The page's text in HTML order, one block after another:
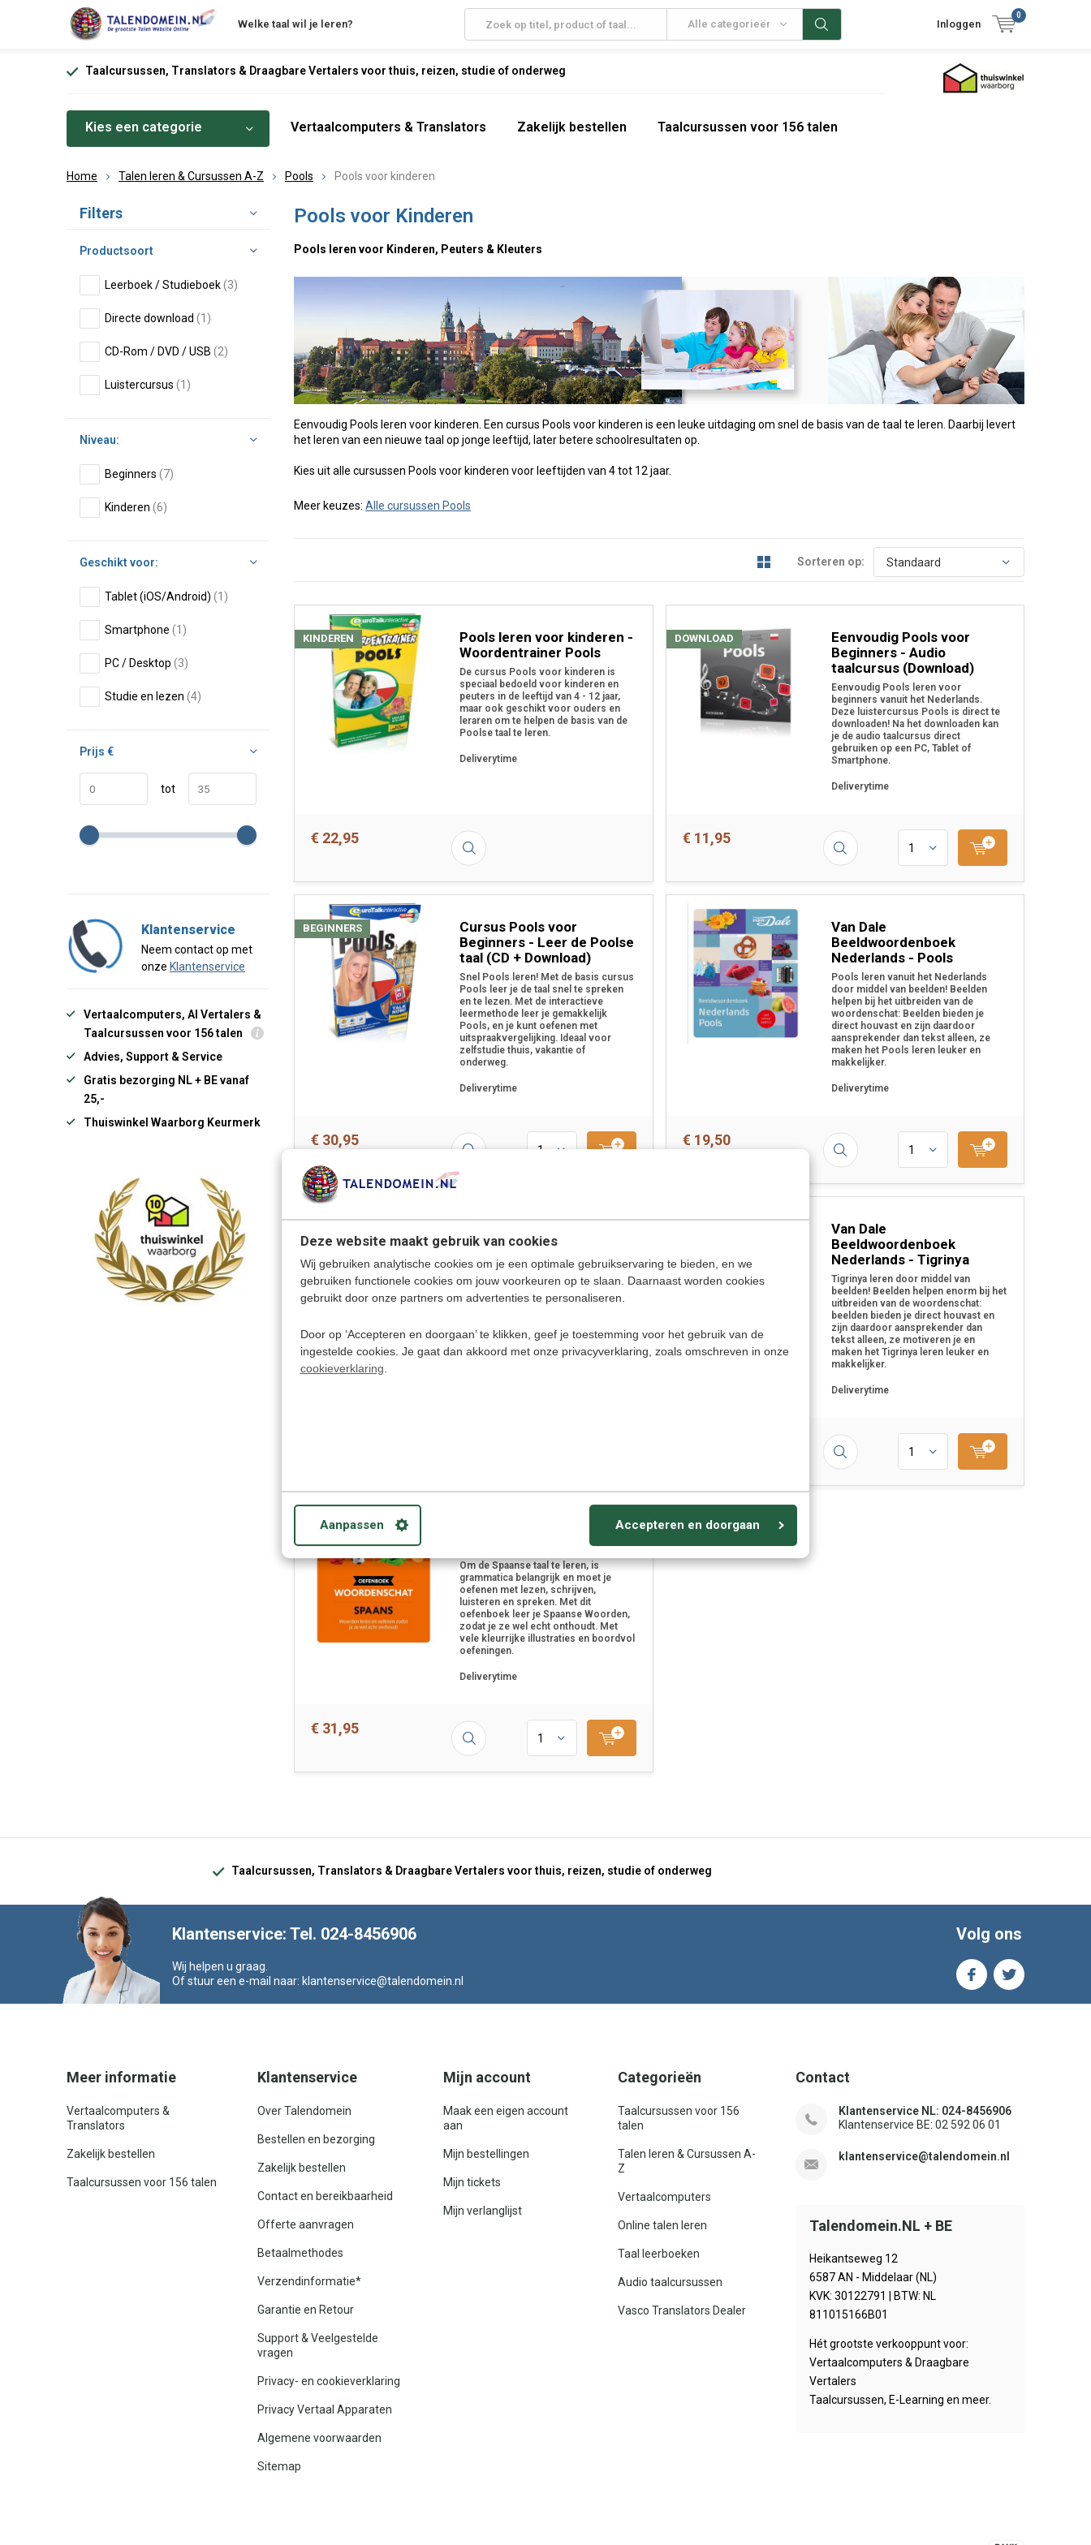
Deze website maakt gebruik van cookies
Wij gebruiken analytische cookies om je een optimale gebruikservaring te bieden, en we
gebruiken functionele cookies om jouw voorkeuren op te slaan. Daarnaast worden cookies
gebruikt door onze partners om advertenties te personaliseren.
Door op ‘Accepteren en doorgaan’ te klikken, geef je toestemming voor het gebruik van de
ingestelde cookies. Je gaat dan akkoord met onze privacyverklaring, zoals omschreven in onze
cookieverklaring
Aanpassen Accepteren en doorgaan
Welke taal wil je leren? Alle categorieën Inloggen
0
Taalcursussen, Translators & Draagbare Vertalers voor thuis, reizen, studie of onderweg
Kies een categorie Vertaalcomputers & Translators Zakelijk bestellen Taalcursussen voor 156 talen
Home Talen leren & Cursussen A-Z Pools Pools voor kinderen
Pools voor Kinderen
Pools leren voor Kinderen, Peuters & Kleuters
Eenvoudig Pools leren voor kinderen. Een cursus Pools voor kinderen is een leuke uitdaging om snel de basis van de taal te leren. Daarbij levert
het leren van een nieuwe taal op jonge leeftijd, later betere schoolresultaten op.
Kies uit alle cursussen Pools voor kinderen voor leeftijden van 4 tot 12 jaar.
Meer keuzes: Alle cursussen Pools
Sorteren op:
Pools leren voor kinderen -
Woordentrainer Pools
De cursus Pools voor kinderen is
speciaal bedoeld voor kinderen en
peuters in de leeftijd van 4 - 12 jaar,
maar ook geschikt voor ouders en
leraren om te helpen de basis van de
Poolse taal te leren.
Deliverytime
KINDEREN
€ 22,95
Eenvoudig Pools voor
Beginners - Audio
taalcursus (Download)
Eenvoudig Pools leren voor
beginners vanuit het Nederlands.
Deze luistercursus Pools is direct te
downloaden! Na het downloaden kan
je de audio taalcursus direct
gebruiken op een PC, Tablet of
Smartphone.
Deliverytime
DOWNLOAD
€ 11,95
Cursus Pools voor
Beginners - Leer de Poolse
taal (CD + Download)
Snel Pools leren! Met de basis cursus
Pools leer je de taal snel te spreken
en te lezen. Met de interactieve
leermethode leer je gemakkelijk
Pools, en je kunt oefenen met
uitspraakvergelijking. Ideaal voor
zelfstudie thuis, vakantie of
onderweg.
Deliverytime
BEGINNERS
€ 30,95
Van Dale
Beeldwoordenboek
Nederlands - Pools
Pools leren vanuit het Nederlands
door middel van beelden! Beelden
helpen bij het uitbreiden van de
woordenschat: Beelden bieden je
direct houvast en zijn daardoor
aansprekender dan tekst alleen, ze
maken het Pools leren leuker en
makkelijker.
Deliverytime
€ 19,50
Beeldwoordenboek
Nederlands - Oekraiens
Oekraïens leren vanuit het Nederlands
door middel van beelden! Beelden
helpen bij het uitbreiden van de
direct houvast en zijn daardoor
aansprekender dan tekst alleen, ze
maken het Oekraïens leren leuker en
Van Dale
Beeldwoordenboek
Nederlands - Tigrinya
Tigrinya leren door middel van
beelden! Beelden helpen enorm bij het
uitbreiden van de woordenschat:
beelden bieden je direct houvast en
zijn daardoor aansprekender dan
tekst alleen, ze motiveren je en
maken het Tigrinya leren leuker en
makkelijker.
Deliverytime
woordenschat Spaans
Om de Spaanse taal te leren, is
grammatica belangrijk en moet je
oefenen met lezen, schrijven,
luisteren en spreken. Met dit
oefenboek leer je Spaanse Woorden,
zodat je ze wel echt onthoudt. Met
vele kleurrijke illustraties en boordvol
oefeningen.
Deliverytime
€ 31,95
Sorteren op:
Filters
Productsoort
Leerboek / Studieboek(3)
Directe download (1)
CD-Rom / DVD / USB (2)
Luistercursus (1)
Niveau:
Beginners (7)
Kinderen (6)
Geschikt voor:
Tablet (iOS/Android) (1)
Smartphone (1)
PC / Desktop (3)
Studie en lezen (4)
Prijs €
tot
Klantenservice
Neem contact op met
onze Klantenservice
Vertaalcomputers, AI Vertalers &
Taalcursussen voor 156 talen
Advies, Support & Service
Gratis bezorging NL + BE vanaf
25,-
Thuiswinkel Waarborg Keurmerk
Taalcursussen, Translators & Draagbare Vertalers voor thuis, reizen, studie of onderweg
Klantenservice: Tel. 024-8456906
Wij helpen u graag.
Of stuur een e-mail naar: klantenservice@talendomein.nl
Volg ons
Meer informatie
Vertaalcomputers &
Translators
Zakelijk bestellen
Taalcursussen voor 156 talen
Klantenservice
Over Talendomein
Bestellen en bezorging
Zakelijk bestellen
Contact en bereikbaarheid
Offerte aanvragen
Betaalmethodes
Verzendinformatie*
Garantie en Retour
Support & Veelgestelde
vragen
Privacy- en cookieverklaring
Privacy Vertaal Apparaten
Algemene voorwaarden
Sitemap
Mijn account
Maak een eigen account
aan
Mijn bestellingen
Mijn tickets
Mijn verlanglijst
Categorieën
Taalcursussen voor 156
talen
Talen leren & Cursussen A-
Z
Vertaalcomputers
Online talen leren
Taal leerboeken
Audio taalcursussen
Vasco Translators Dealer
Contact
Klantenservice NL: 024-8456906
Klantenservice BE: 02 592 06 01
klantenservice@talendomein.nl
Talendomein.NL + BE
Heikantseweg 12
6587 AN - Middelaar (NL)
KVK: 30122791 | BTW: NL
811015166B01
Hét grootste verkooppunt voor:
Vertaalcomputers & Draagbare
Vertalers
Taalcursussen, E-Learning en meer.